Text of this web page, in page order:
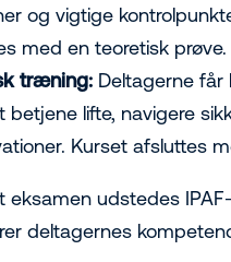
og vigtige
med en teoretisk prøve.
træning: Deltagerne får
betjene lifte, navigere
Kurset afsluttes
eksamen udstedes
deltagernes